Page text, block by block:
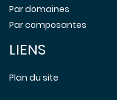
Par domaines
Par composantes
LIENS
Plan du site